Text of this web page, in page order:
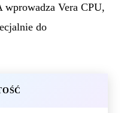
Vera CPU,
do